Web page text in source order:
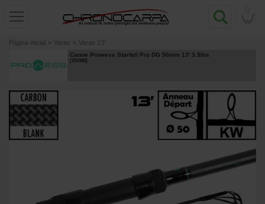
Página inicial » Varas » Varas 13'
Canne Prowess Starfall Pro DG 50mm 13' 3.5lbs
[251988]